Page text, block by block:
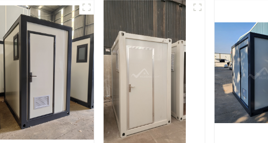
assemblée Toilettes
préfabriquées
portables Vente
Personnalisée
Personnalisée